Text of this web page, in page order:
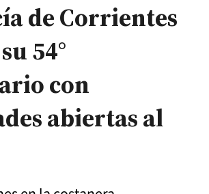
de Corrientes
54°
con
abiertas al